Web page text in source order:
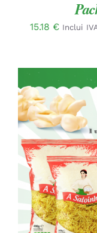
15.18 € Inclui
DETALHES